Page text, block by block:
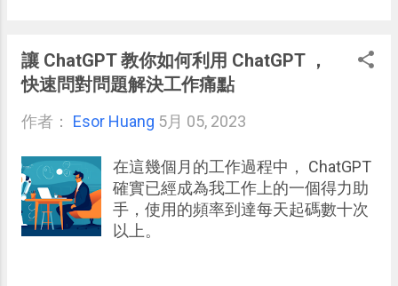
讓 ChatGPT 教你如何利用 ChatGPT ，
快速問對問題解決工作痛點
作者： Esor Huang 5月 05, 2023
在這幾個月的工作過程中， ChatGPT
確實已經成為我工作上的一個得力助
手，使用的頻率到達每天起碼數十次
以上。